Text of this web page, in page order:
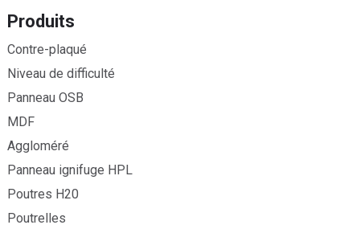
Produits
Contre-plaqué
Niveau de difficulté
Panneau OSB
MDF
Aggloméré
Panneau ignifuge HPL
Poutres H20
Poutrelles